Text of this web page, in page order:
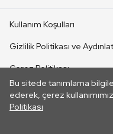
Bu sitede tanımlama
ederek, çerez
Politikası
CANLI YAYINLAR
Kullanım Koşulları
Gizlilik Politikası ve
Çerez Politikası
İletişim
Her hakkı saklıdır.